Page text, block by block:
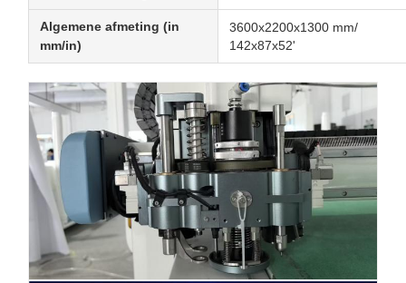
Algemene afmeting (in
mm/in)
3600x2200x1300 mm/
142x87x52'